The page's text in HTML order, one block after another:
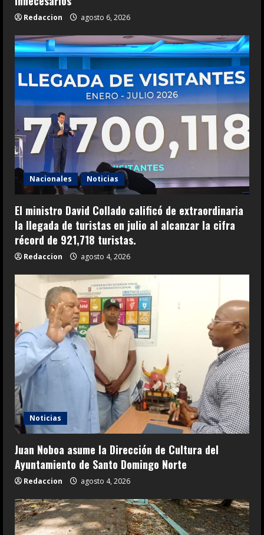
Redaccion agosto 6, 2026
Nacionales Noticias
El ministro David Collado calificó de extraordinaria
la llegada de turistas en julio al alcanzar la cifra
récord de 921,718 turistas.
Redaccion agosto 4, 2026
Noticias
Juan Noboa asume la Dirección de Cultura del
Ayuntamiento de Santo Domingo Norte
Redaccion agosto 4, 2026